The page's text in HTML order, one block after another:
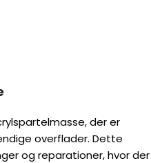
der er specielt udviklet
filler egner sig perfekt til
til det endelige resultat.